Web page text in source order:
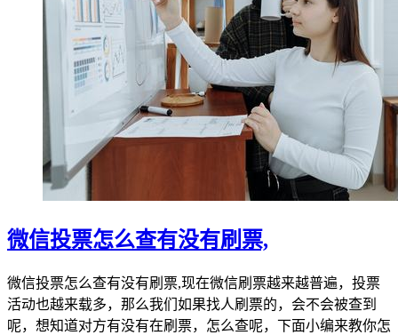
微信投票怎么查有没有刷票,
微信投票怎么查有没有刷票,现在微信刷票越来越普遍，投票
活动也越来载多，那么我们如果找人刷票的，会不会被查到
呢，想知道对方有没有在刷票，怎么查呢，下面小编来教你怎